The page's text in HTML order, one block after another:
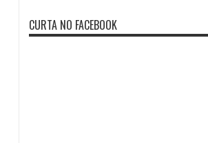
CURTA NO FACEBOOK